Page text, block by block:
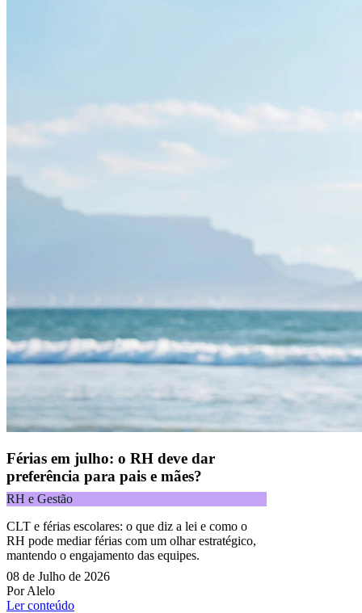
Férias em julho: o RH deve dar
preferência para pais e mães?
RH e Gestão
CLT e férias escolares: o que diz a lei e como o
RH pode mediar férias com um olhar estratégico,
mantendo o engajamento das equipes.
08 de Julho de 2026
Por Alelo
Ler conteúdo